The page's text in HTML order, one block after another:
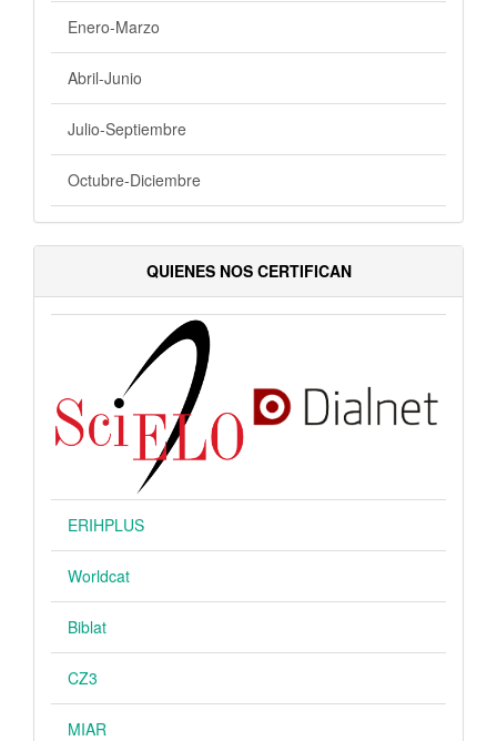
Enero-Marzo
Abril-Junio
Julio-Septiembre
Octubre-Diciembre
QUIENES NOS CERTIFICAN
ERIHPLUS
Worldcat
Biblat
CZ3
MIAR